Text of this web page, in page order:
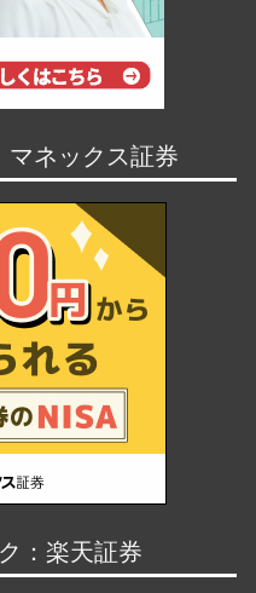
マネックス証券
：楽天証券